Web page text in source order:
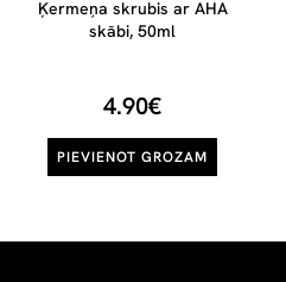
Ķermeņa skrubis ar AHA
skābi, 50ml
4.90€
PIEVIENOT GROZAM